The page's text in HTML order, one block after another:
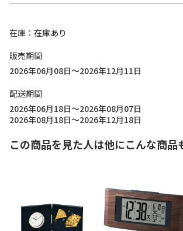
在庫
在庫あり
販売期間
2026年06月08日～2026年12月11日
配送期間
2026年06月18日～2026年08月07日
2026年08月18日～2026年12月18日
この商品を見た人は他にこんな商品